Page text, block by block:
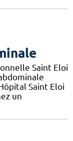
Saint Eloi
Saint Eloi
un